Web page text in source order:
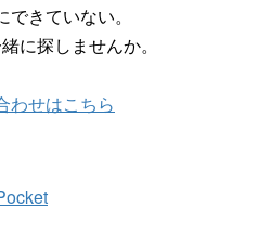
できていない。
に探しませんか。
わせはこちら